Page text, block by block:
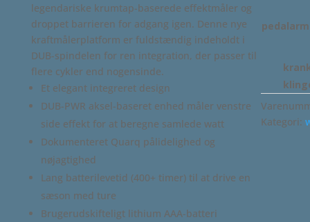
legendariske krumtap-baserede effektmåler og
droppet barrieren for adgang igen. Denne nye
kraftmålerplatform er fuldstændig indeholdt i
DUB-spindelen for ren integration, der passer til
flere cykler end nogensinde.
Et elegant integreret design
DUB-PWR aksel-baseret enhed måler venstre
side effekt for at beregne samlede watt
Dokumenteret Quarq pålidelighed og
nøjagtighed
Lang batterilevetid (400+ timer) til at drive en
sæson med ture
Brugerudskifteligt lithium AAA-batteri
Kategori: